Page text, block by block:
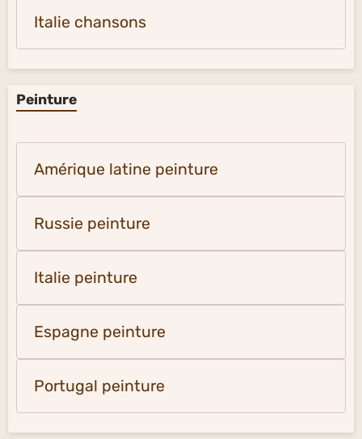
Italie chansons
Peinture
Amérique latine peinture
Russie peinture
Italie peinture
Espagne peinture
Portugal peinture